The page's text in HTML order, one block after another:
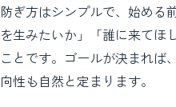
防ぎ方はシンプルで、始める
を生みたいか」「誰に来てほ
ことです。ゴールが決まれば
向性も自然と定まります。